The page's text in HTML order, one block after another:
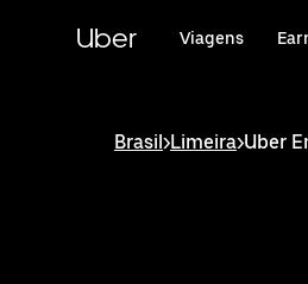
Uber Viagens
Brasil>Limeira>Uber